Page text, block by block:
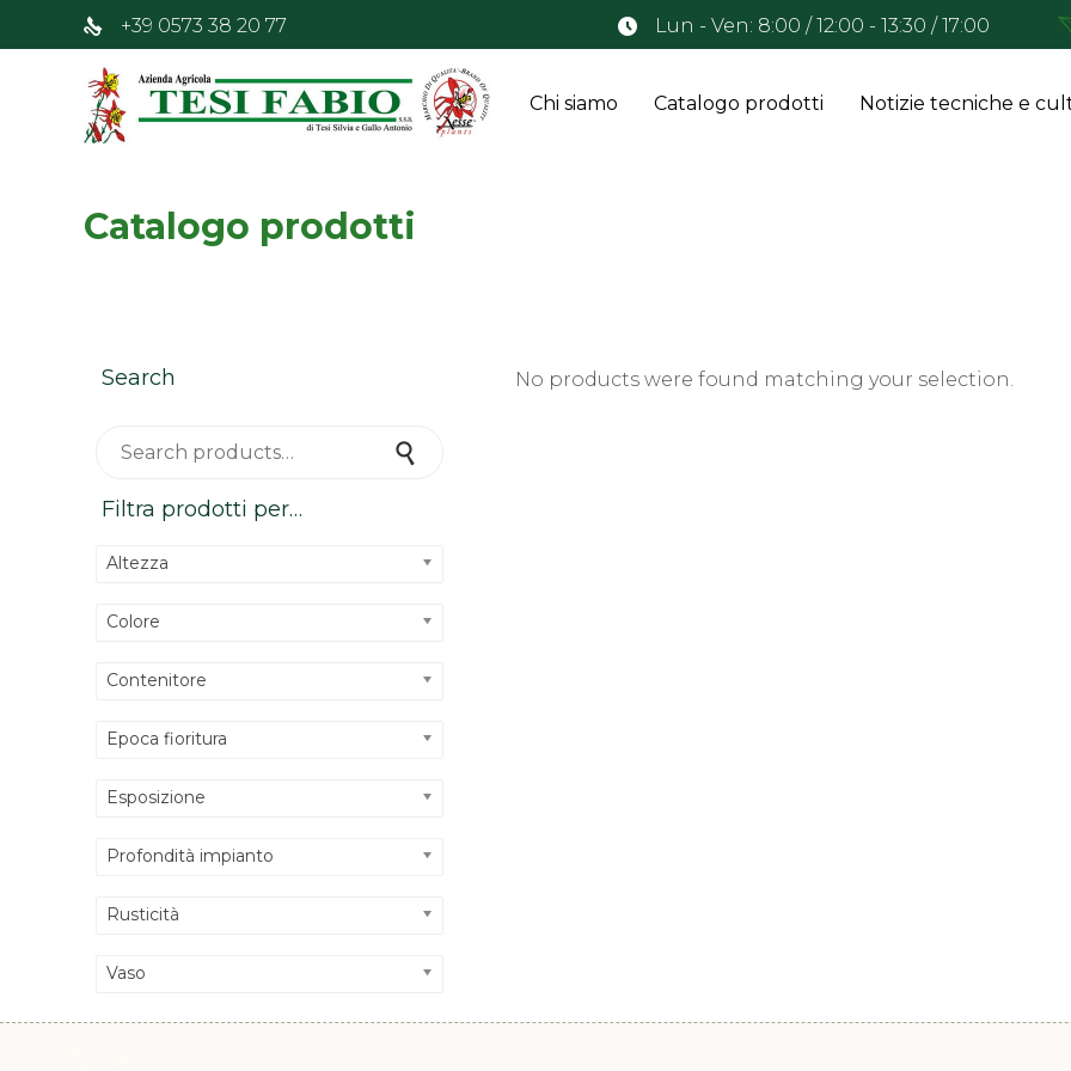
+39 0573 38 20 77 Lun - Ven: 8:00 / 12:00 - 13:30 / 17:00
Chi siamo Catalogo prodotti Notizie tecniche e
Catalogo prodotti
No products were found matching your selection.
Search
Search
Filtra prodotti per…
Altezza
Colore
Contenitore
Epoca fioritura
Esposizione
Profondità impianto
Rusticità
Vaso